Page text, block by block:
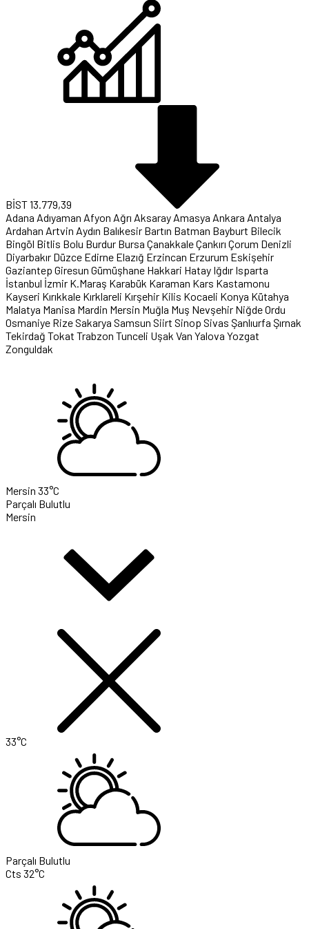
BİST13.779,39
Adana Adıyaman Afyon Ağrı Aksaray Amasya Ankara Antalya
Ardahan Artvin Aydın Balıkesir Bartın Batman Bayburt Bilecik
Bingöl Bitlis Bolu Burdur Bursa ÇanakkaleÇankırı Çorum Denizli
Diyarbakır Düzce Edirne Elazığ Erzincan Erzurum Eskişehir
Gaziantep Giresun Gümüşhane Hakkari Hatay Iğdır Isparta
İstanbul İzmir K.Maraş Karabük Karaman Kars Kastamonu
Kayseri Kırıkkale Kırklareli Kırşehir Kilis Kocaeli Konya Kütahya
Malatya Manisa Mardin Mersin Muğla Muş Nevşehir NiğdeOrdu
Osmaniye RizeSakarya Samsun Siirt Sinop Sivas Şanlıurfa Şırnak
Tekirdağ Tokat Trabzon Tunceli Uşak Van Yalova Yozgat
Zonguldak
Mersin 33°C
Parçalı Bulutlu
Mersin
33°C
Parçalı Bulutlu
Cts 32°C